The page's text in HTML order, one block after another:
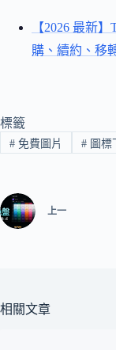
【2026 最新
購、續約、移
標籤
#免費圖片 #圖標
上一
相關文章